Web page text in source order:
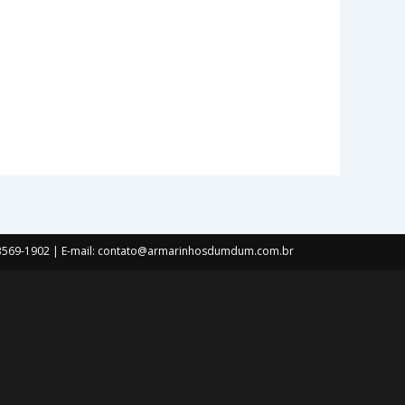
1902 | E-mail: contato@armarinhosdumdum.com.br